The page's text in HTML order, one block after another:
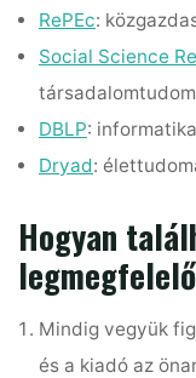
RePEc:
Social Science
DBLP: informatika
Dryad:
Hogyan
Mindig vegyük
és a kiadó az